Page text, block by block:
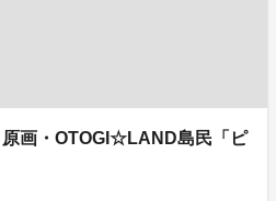
画・OTOGI☆LAND島民「ピ